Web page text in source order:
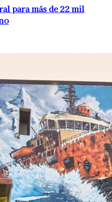
para más de 22 mil